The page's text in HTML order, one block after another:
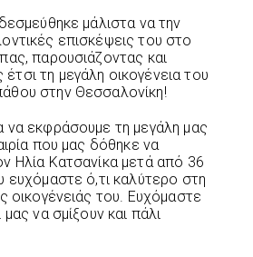
μάλιστα να την
επισκέψεις του στο
παρουσιάζοντας και
τη μεγάλη οικογένεια του
στην Θεσσαλονίκη!
να εκφράσουμε τη μεγάλη μας
που μας δόθηκε να
Ηλία Κατσανίκα μετά από 36
ευχόμαστε ό,τι καλύτερο στη
οικογένειάς του. Ευχόμαστε
να σμίξουν και πάλι